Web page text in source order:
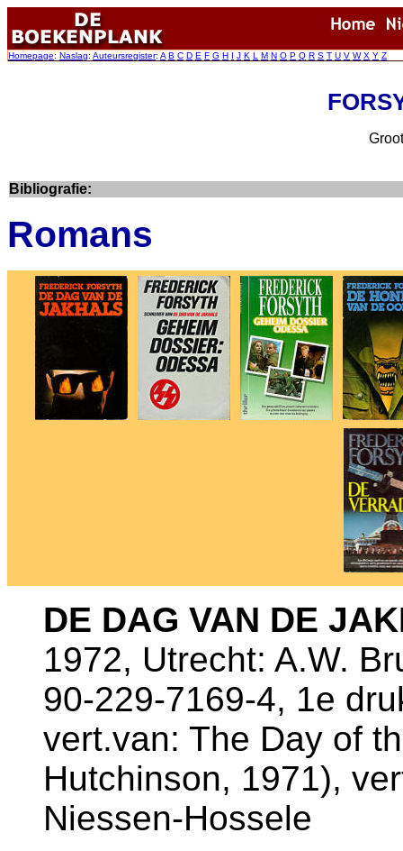
Homepage: Naslag: Auteursregister: A B C D E F G H I J K L M N O P Q R S T U V W X Y Z
Bibliografie:
Romans
DE DAG VAN DE
1972, Utrecht: A.W.
90-229-7169-4, 1e
vert.van: The Day of
Hutchinson, 1971),
Niessen-Hossele